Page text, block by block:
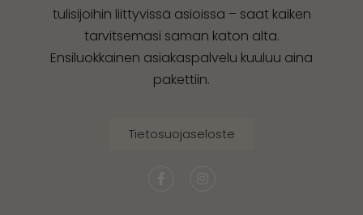
tulisijoihin liittyvissä asioissa – saat kaiken
tarvitsemasi saman katon alta.
Ensiluokkainen asiakaspalvelu kuuluu aina
pakettiin.
Tietosuojaseloste